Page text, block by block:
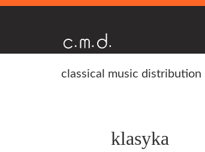
classical music distribution
klasyka